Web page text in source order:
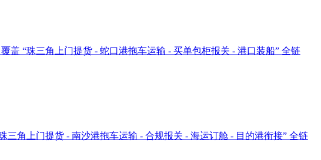
盖 “珠三角上门提货 - 蛇口港拖车运输 - 买单包柜报关 - 港口装船” 全链
角上门提货 - 南沙港拖车运输 - 合规报关 - 海运订舱 - 目的港衔接” 全链